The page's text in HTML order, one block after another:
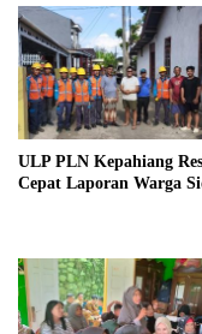
ULP PLN Kepahiang
Cepat Laporan Warga